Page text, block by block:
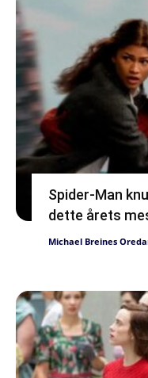
Spider-Man
dette årets
Michael Breines